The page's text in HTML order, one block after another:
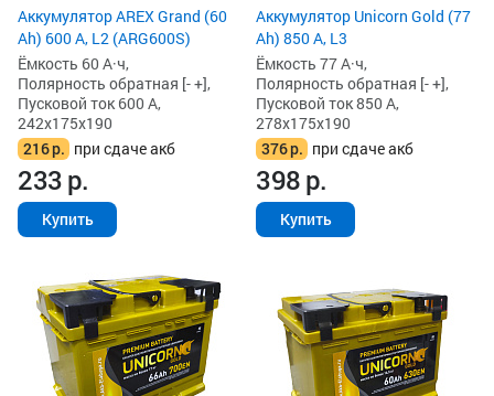
Аккумулятор AREX Grand (60
Ah) 600 А, L2 (ARG600S)
Ёмкость 60 А·ч,
Полярность обратная [- +],
Пусковой ток 600 А,
242x175x190
216р. при сдаче акб
233р.
Купить
Аккумулятор Unicorn Gold (77
Ah) 850 А, L3
Ёмкость 77 А·ч,
Полярность обратная [- +],
Пусковой ток 850 А,
278x175x190
376р. при сдаче акб
398р.
Купить